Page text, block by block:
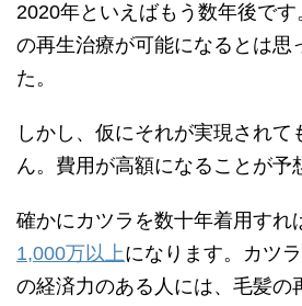
2020年といえばもう数年後で
の再生治療が可能になるとは思
た。
しかし、仮にそれが実現されて
ん。費用が高額になることが予
確かにカツラを数十年着用すれ
1,000万以上になります。カツ
の経済力のある人には、毛髪の